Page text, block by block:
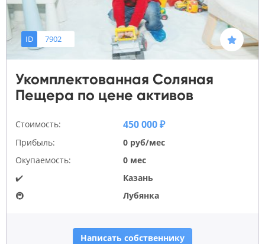
ID 7902
Укомплектованная Соляная
Пещера по цене активов
Стоимость: 450 000 ₽
Прибыль:
0 руб/мес
Окупаемость:
0 мес
✔️
Казань
🚇
Лубянка
Написать собственнику